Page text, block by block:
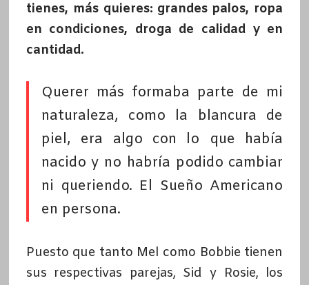
tienes, más quieres: grandes palos, ropa
en condiciones, droga de calidad y en
cantidad.
Querer más formaba parte de mi
naturaleza, como la blancura de
piel, era algo con lo que había
nacido y no habría podido cambiar
ni queriendo. El Sueño Americano
en persona.
Puesto que tanto Mel como Bobbie tienen
sus respectivas parejas, Sid y Rosie, los